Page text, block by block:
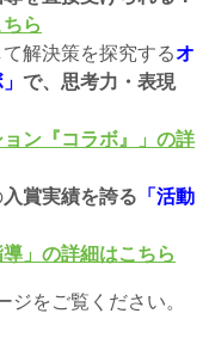
ら
解決策を探究するオ
で、思考力・表現
ョン『コラボ』」の詳
入賞実績を誇る 「活動
」の詳細はこちら
をご覧ください。